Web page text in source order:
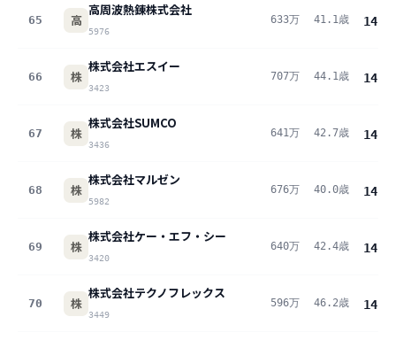
65 高
高周波熱錬株式会社
5976
633万 41.1歳 14.3
66 株
株式会社エスイー
3423
707万 44.1歳 14.1
67 株
株式会社SUMCO
3436
641万 42.7歳 14.0
68 株
株式会社マルゼン
5982
676万 40.0歳 14.0
69 株
株式会社ケー・エフ・シー
3420
640万 42.4歳 14.0
70 株
株式会社テクノフレックス
3449
596万 46.2歳 14.0